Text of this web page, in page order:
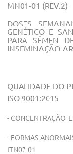
MN01-01 (REV.2)
DOSES
GENÉTICO E
PARA SÉMEN
INSEMINAÇÃO
QUALIDADE DO
ISO 9001:2015
- CONCENTRAÇÃO
- FORMAS
ITN07-01